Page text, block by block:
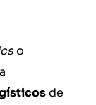
o
de